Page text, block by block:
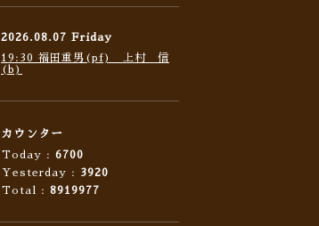
2026.08.07 Friday
19:30 福田重男(pf) 上村 信
(b)
カウンター
Today : 6700
Yesterday : 3920
Total : 8919977